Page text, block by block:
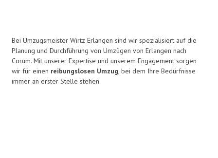
Bei Umzugsmeister Wirtz Erlangen sind wir spezialisiert auf die
Planung und Durchführung von Umzügen von Erlangen nach
Corum. Mit unserer Expertise und unserem Engagement sorgen
wir für einen reibungslosen Umzug, bei dem Ihre Bedürfnisse
immer an erster Stelle stehen.